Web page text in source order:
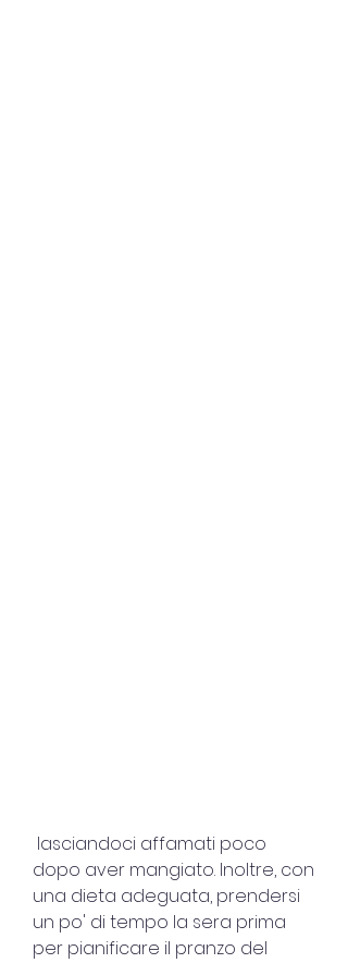
dopo aver mangiato. Inoltre, con
una dieta adeguata, prendersi
un po' di tempo la sera prima
per pianificare il pranzo del